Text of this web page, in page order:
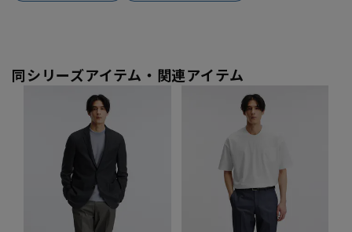
同シリーズアイテム・関連アイテム